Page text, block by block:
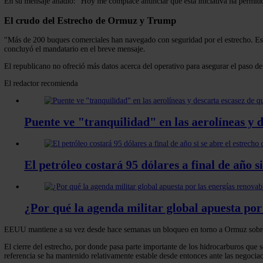
El crudo del Estrecho de Ormuz y Trump
"Más de 200 buques comerciales han navegado con seguridad por el estrecho.
concluyó el mandatario en el breve mensaje.
El republicano no ofreció más datos acerca del operativo para asegurar el paso
El redactor recomienda
Puente ve "tranquilidad" en las aerolíneas y
El petróleo costará 95 dólares a final de año
¿Por qué la agenda militar global apuesta
EEUU mantiene a su vez desde hace semanas un bloqueo en torno a Ormuz
El cierre del estrecho, por donde pasa parte importante de los hidrocarburos
referencia se ha mantenido relativamente estable desde entonces ante las